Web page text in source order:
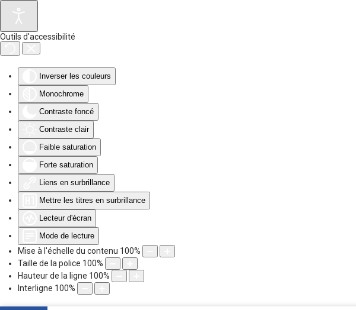
Outils d'accessibilité
Inverser les couleurs
Monochrome
Contraste foncé
Contraste clair
Faible saturation
Forte saturation
Liens en surbrillance
Mettre les titres en surbrillance
Lecteur d'écran
Mode de lecture
Mise à l'échelle du contenu 100%
Taille de la police 100%
Hauteur de la ligne 100%
Interligne 100%
Accéder au contenu principal